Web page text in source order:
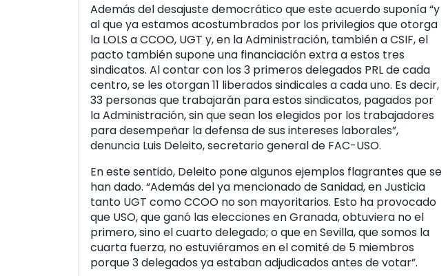
Además del desajuste democrático que este acuerdo suponía “y
al que ya estamos acostumbrados por los privilegios que otorga
la LOLS a CCOO, UGT y, en la Administración, también a CSIF, el
pacto también supone una financiación extra a estos tres
sindicatos. Al contar con los 3 primeros delegados PRL de cada
centro, se les otorgan 11 liberados sindicales a cada uno. Es decir,
33 personas que trabajarán para estos sindicatos, pagados por
la Administración, sin que sean los elegidos por los trabajadores
para desempeñar la defensa de sus intereses laborales”,
denuncia Luis Deleito, secretario general de FAC-USO.
En este sentido, Deleito pone algunos ejemplos flagrantes que se
han dado. “Además del ya mencionado de Sanidad, en Justicia
tanto UGT como CCOO no son mayoritarios. Esto ha provocado
que USO, que ganó las elecciones en Granada, obtuviera no el
primero, sino el cuarto delegado; o que en Sevilla, que somos la
cuarta fuerza, no estuviéramos en el comité de 5 miembros
porque 3 delegados ya estaban adjudicados antes de votar”.